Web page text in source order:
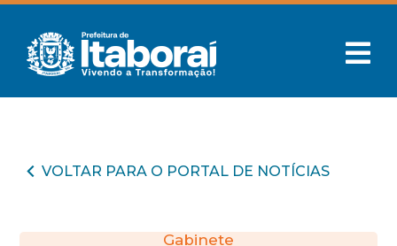
VOLTAR PARA O PORTAL DE NOTÍCIAS
Gabinete